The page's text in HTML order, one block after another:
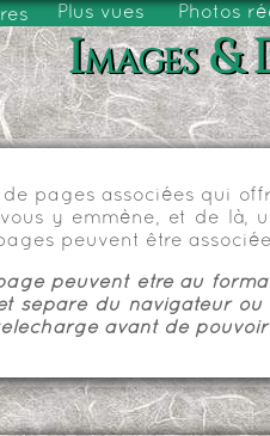
Plus vues Photos
Images &
pages associées qui
y emmène, et de
peuvent être
peuvent être au
séparé du navigateur
avant de pouvoir